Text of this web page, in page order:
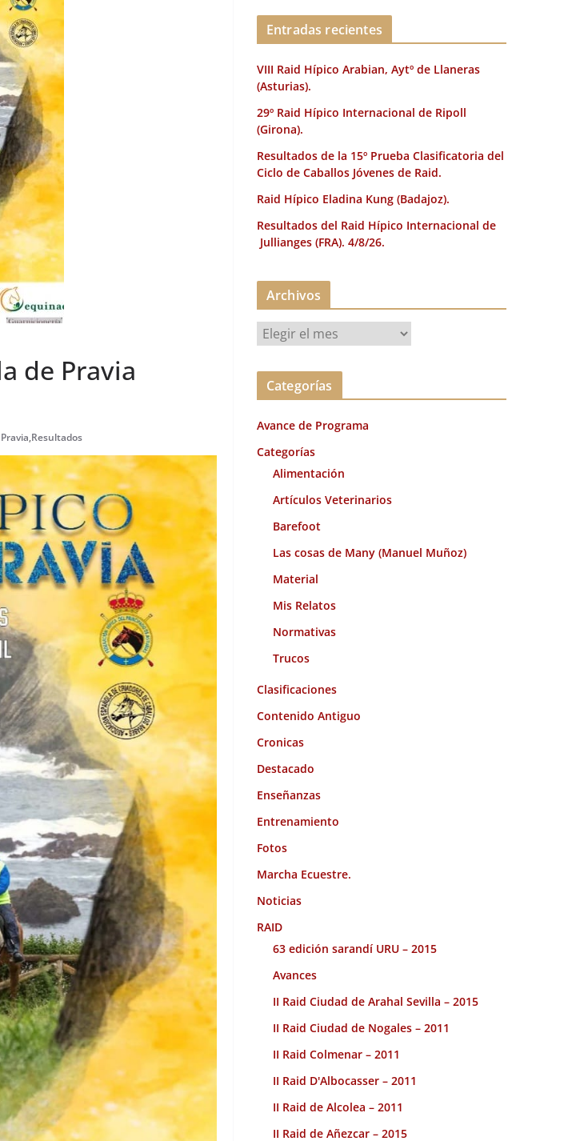
de Pravia
,Resultados
Entradas recientes
VIII Raid Hípico Arabian, Aytº de Llaneras
(Asturias).
29º Raid Hípico Internacional de Ripoll
(Girona).
Resultados de la 15º Prueba Clasificatoria del
Ciclo de Caballos Jóvenes de Raid.
Raid Hípico Eladina Kung (Badajoz).
Resultados del Raid Hípico Internacional de
Jullianges (FRA). 4/8/26.
Archivos
r
c
v
o
Categorías
Avance de Programa
Categorías
Alimentación
Artículos Veterinarios
Barefoot
Las cosas de Many (Manuel Muñoz)
Material
Mis Relatos
Normativas
Trucos
Clasificaciones
Contenido Antiguo
Cronicas
Destacado
Enseñanzas
Entrenamiento
Fotos
Marcha Ecuestre.
Noticias
RAID
63 edición sarandí URU – 2015
Avances
II Raid Ciudad de Arahal Sevilla – 2015
II Raid Ciudad de Nogales – 2011
II Raid Colmenar – 2011
II Raid D'Albocasser – 2011
II Raid de Alcolea – 2011
II Raid de Añezcar – 2015